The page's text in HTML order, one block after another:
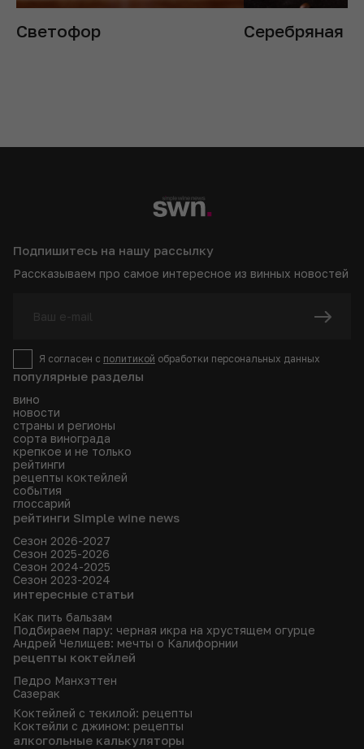
Светофор Серебряная
популярные разделы
вино
новости
страны и регионы
сорта винограда
крепкое и не только
рейтинги
рецепты коктейлей
события
глоссарий
рейтинги Simple wine news
Сезон 2026-2027
Сезон 2025-2026
Сезон 2024-2025
Сезон 2023-2024
интересные статьи
Как пить бальзам
Подбираем пару: черная икра на хрустящем огурце
Андрей Челищев: мечты о Калифорнии
рецепты коктейлей
Педро Манхэттен
Сазерак
Коктейлей с текилой: рецепты
Коктейли с джином: рецепты
алкогольные калькуляторы
Подпишитесь на нашу рассылку
Рассказываем про самое интересное из винных новостей
Я согласен с политикой обработки персональных данных